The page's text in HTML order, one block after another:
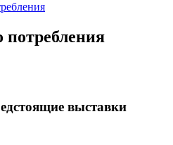
потребления
выставки